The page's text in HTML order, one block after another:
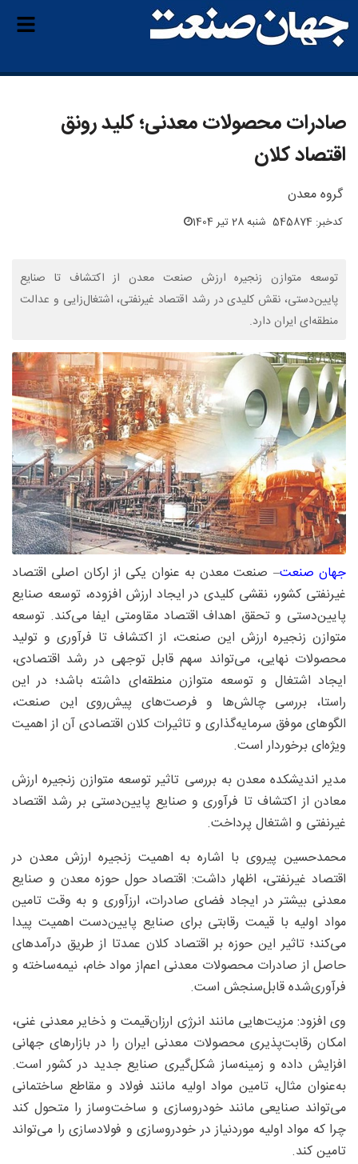
صادرات محصولات معدنی؛ کلید رونق
اقتصاد کلان
گروه معدن
کدخبر: 545874 شنبه 28 تیر 1404
توسعه متوازن زنجیره ارزش صنعت معدن از اکتشاف تا صنایع
پایین‌دستی، نقش کلیدی در رشد اقتصاد غیرنفتی، اشتغال‌زایی و عدالت
منطقه‌ای ایران دارد.
جهان صنعت– صنعت معدن به عنوان یکی از ارکان اصلی اقتصاد
غیرنفتی کشور، نقشی کلیدی در ایجاد ارزش افزوده، توسعه صنایع
پایین‌دستی و تحقق اهداف اقتصاد مقاومتی ایفا می‌کند. توسعه
متوازن زنجیره ارزش این صنعت، از اکتشاف تا فرآوری و تولید
محصولات نهایی، می‌تواند سهم قابل توجهی در رشد اقتصادی،
ایجاد اشتغال و توسعه متوازن منطقه‌ای داشته باشد؛ در این
راستا، بررسی چالش‌ها و فرصت‌های پیش‌روی این صنعت،
الگوهای موفق سرمایه‌گذاری و تاثیرات کلان اقتصادی آن از اهمیت
ویژه‌ای برخوردار است.
مدیر اندیشکده معدن به بررسی تاثیر توسعه متوازن زنجیره ارزش
معادن از اکتشاف تا فرآوری و صنایع پایین‌دستی بر رشد اقتصاد
غیرنفتی و اشتغال پرداخت.
محمدحسین پیروی با اشاره به اهمیت زنجیره ارزش معدن در
اقتصاد غیرنفتی، اظهار داشت: اقتصاد حول حوزه معدن و صنایع
معدنی بیشتر در ایجاد فضای صادرات، ارزآوری و به وقت تامین
مواد اولیه با قیمت رقابتی برای صنایع پایین‌دست اهمیت پیدا
می‌کند؛ تاثیر این حوزه بر اقتصاد کلان عمدتا از طریق درآمدهای
حاصل از صادرات محصولات معدنی اعم‌از مواد خام، نیمه‌ساخته و
فرآوری‌شده قابل‌سنجش است.
وی افزود: مزیت‌هایی مانند انرژی ارزان‌قیمت و ذخایر معدنی غنی،
امکان رقابت‌پذیری محصولات معدنی ایران را در بازارهای جهانی
افزایش داده و زمینه‌ساز شکل‌گیری صنایع جدید در کشور است.
به‌عنوان مثال، تامین مواد اولیه مانند فولاد و مقاطع ساختمانی
می‌تواند صنایعی مانند خودروسازی و ساخت‌وساز را متحول کند
چرا که مواد اولیه موردنیاز در خودروسازی و فولادسازی را می‌تواند
تامین کند.